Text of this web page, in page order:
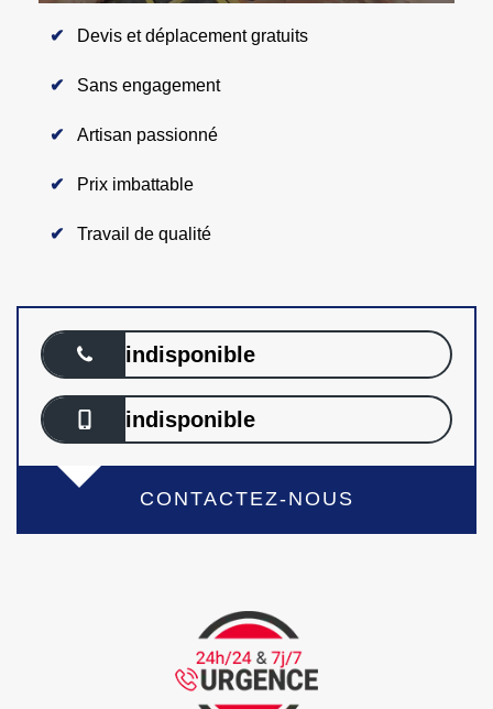
Devis et déplacement gratuits
Sans engagement
Artisan passionné
Prix imbattable
Travail de qualité
indisponible
indisponible
CONTACTEZ-NOUS